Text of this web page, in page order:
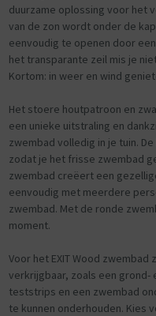
duurzame oplossing voor het
van de zon wordt onder de
eenvoudig te openen door
het transparante zeil mis je
Kortom: in weer en wind
Het stoere houtpatroon en
een unieke uitstraling en
zwembad volledig in je tuin.
zodat je het frisse zwembad
zwembad creëert een
eenvoudig met meerdere
zwembad. Met de ronde
moment.
Voor het EXIT Wood
verkrijgbaar, zoals een
teststrips en een zwembad
te kunnen onderhouden. Kies